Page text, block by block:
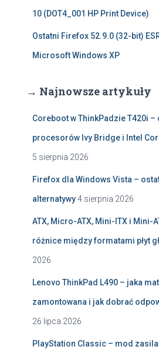
10 (DOT4_001 HP Print Device)
Ostatni Firefox 52.9.0 (32-bit)
Microsoft Windows XP
→ Najnowsze artykuły
Coreboot w ThinkPadzie T420i
procesorów Ivy Bridge i Intel
5 sierpnia 2026
Firefox dla Windows Vista –
alternatywy4 sierpnia 2026
ATX, Micro-ATX, Mini-ITX i Mini-
różnice między formatami płyt
2026
Lenovo ThinkPad L490 – jaka
zamontowana i jak dobrać
26 lipca 2026
PlayStation Classic – mod